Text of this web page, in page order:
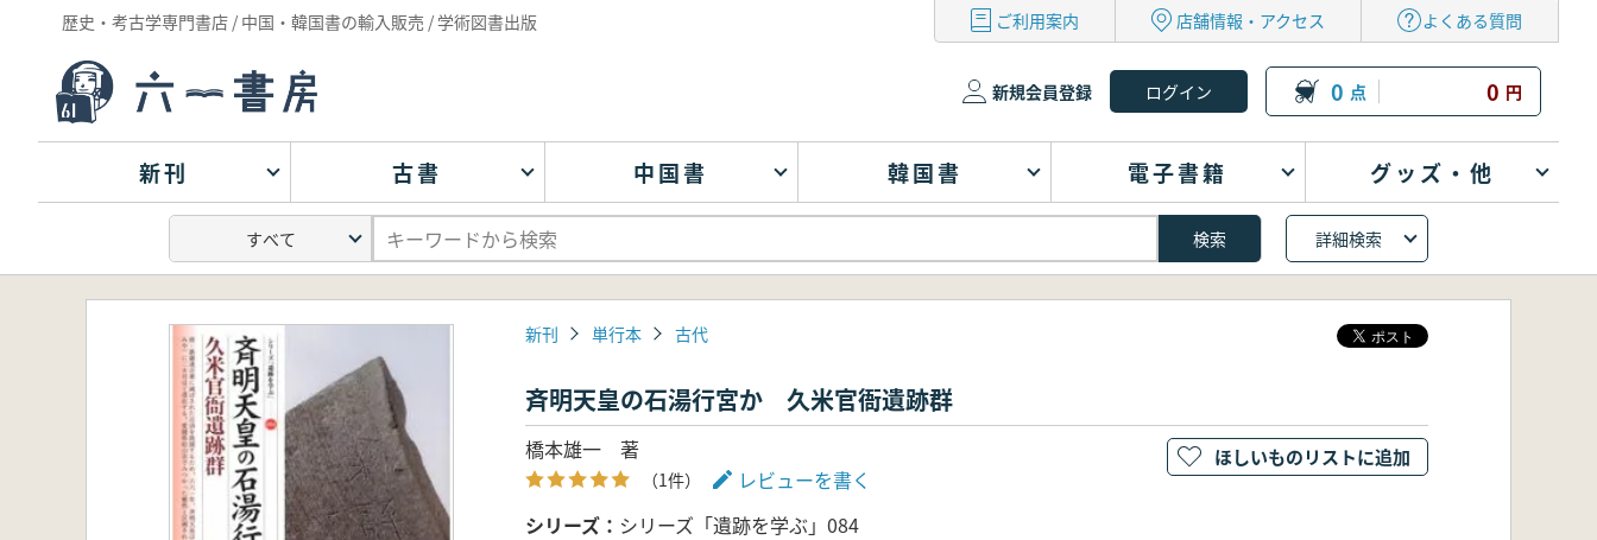
歴史・考古学専門書店 / 中国・韓国書の輸入販売 / 学術図書出版 ご利用案内 店舗情報・アクセス よくある質問
新規会員登録 0 点 0 円
新刊 古書 中国書 韓国書 電子書籍 グッズ・他
詳細検索
新刊 単行本 古代
斉明天皇の石湯行宮か 久米官衙遺跡群
橋本雄一 著
（1件）
レビューを書く
シリーズ
シリーズ「遺跡を学ぶ」084
ほしいものリストに追加